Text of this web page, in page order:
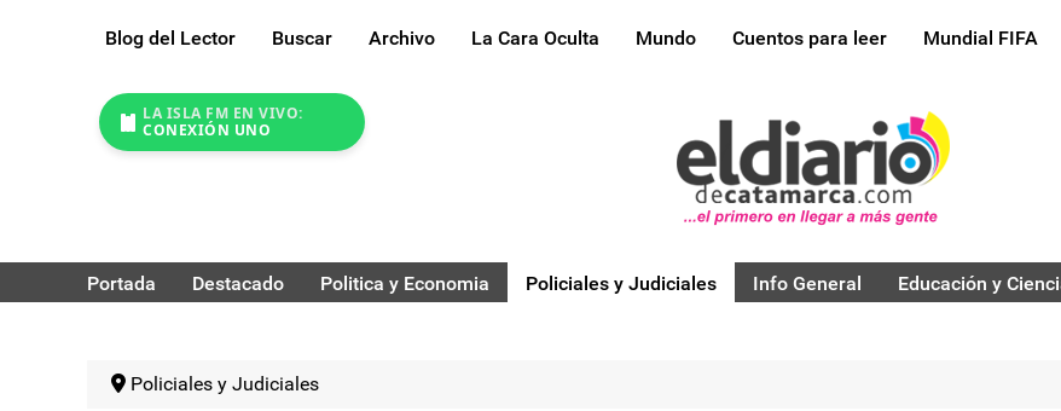
Blog del Lector Buscar Archivo La Cara Oculta Mundo Cuentos para leer Mundial FIFA
LA ISLA FM EN VIVO:
CONEXIÓN UNO
Portada Destacado Politica y Economia Policiales y Judiciales Info General Educación y
Policiales y Judiciales